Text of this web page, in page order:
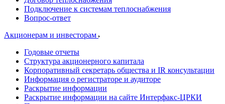
Подключение к системам теплоснабжения
Вопрос-ответ
Акционерам и инвесторам
Годовые отчеты
Структура акционерного капитала
Корпоративный секретарь общества и IR консультации
Информация о регистраторе и аудиторе
Раскрытие информации
Раскрытие информации на сайте Интерфакс-ЦРКИ